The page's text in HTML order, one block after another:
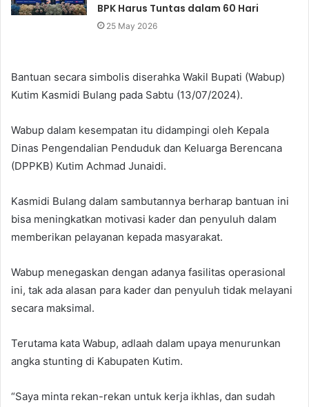
BPK Harus Tuntas dalam 60 Hari
25 May 2026
Bantuan secara simbolis diserahka Wakil Bupati (Wabup)
Kutim Kasmidi Bulang pada Sabtu (13/07/2024).
Wabup dalam kesempatan itu didampingi oleh Kepala
Dinas Pengendalian Penduduk dan Keluarga Berencana
(DPPKB) Kutim Achmad Junaidi.
Kasmidi Bulang dalam sambutannya berharap bantuan ini
bisa meningkatkan motivasi kader dan penyuluh dalam
memberikan pelayanan kepada masyarakat.
Wabup menegaskan dengan adanya fasilitas operasional
ini, tak ada alasan para kader dan penyuluh tidak melayani
secara maksimal.
Terutama kata Wabup, adlaah dalam upaya menurunkan
angka stunting di Kabupaten Kutim.
“Saya minta rekan-rekan untuk kerja ikhlas, dan sudah